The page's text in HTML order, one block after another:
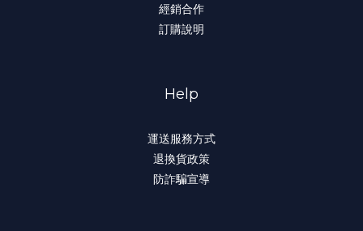
經銷合作
訂購說明
Help
運送服務方式
退換貨政策
防詐騙宣導